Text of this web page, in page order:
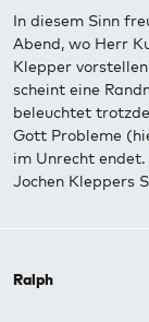
In diesem Sinn
Abend, wo Herr
Klepper
scheint eine
beleuchtet
Gott Probleme
im Unrecht
Jochen Kleppers
Ralph